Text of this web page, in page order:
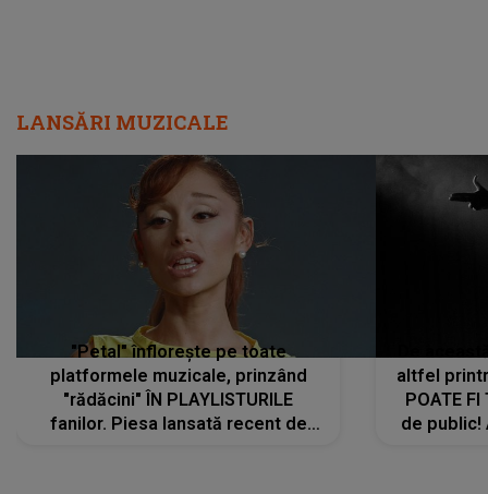
LANSĂRI MUZICALE
"Petal" înflorește pe toate
platformele muzicale, prinzând
"rădăcini" ÎN PLAYLISTURILE
fanilor. Piesa lansată recent de
altfel
POATE FI
de public!